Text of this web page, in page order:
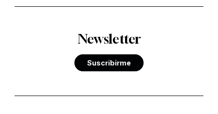
Newsletter
Suscribirme